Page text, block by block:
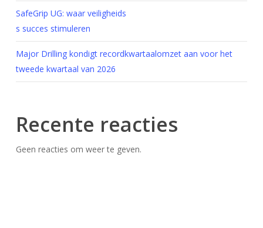
SafeGrip UG: waar veiligheids
s succes stimuleren
Major Drilling kondigt recordkwartaalomzet aan voor het
tweede kwartaal van 2026
Recente reacties
Geen reacties om weer te geven.